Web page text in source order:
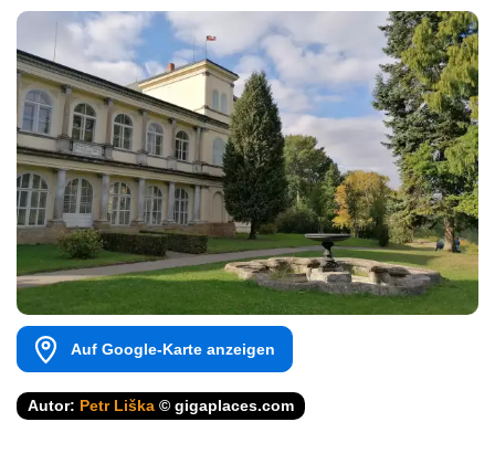
Auf Google-Karte anzeigen
Autor: Petr Liška © gigaplaces.com